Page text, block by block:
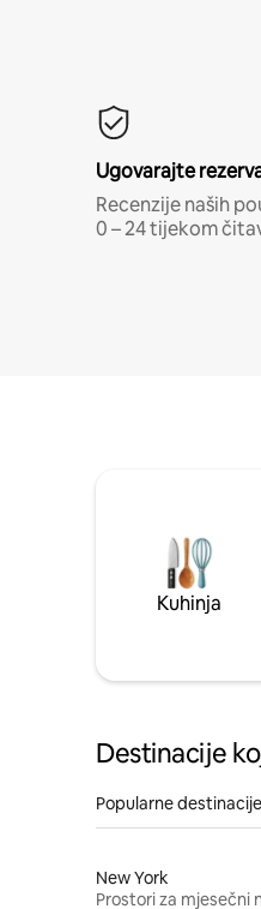
Ugovarajte
Recenzije naših
0 – 24 tijekom
Kuhinja
Destinacije
Popularne
New York
Prostori za mjesečni